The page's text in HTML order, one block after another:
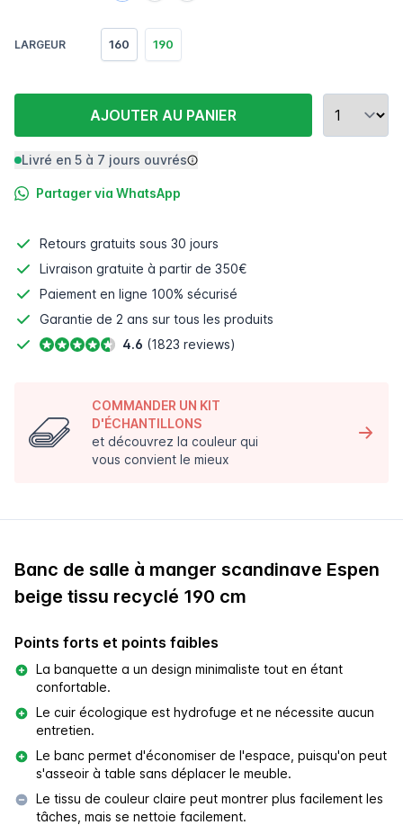
LARGEUR 160 190
AJOUTER AU PANIER
Livré en 5 à 7 jours ouvrés
Partager via WhatsApp
Retours gratuits sous 30 jours
Livraison gratuite à partir de 350€
Paiement en ligne 100% sécurisé
Garantie de 2 ans sur tous les produits
4.6 (1823 reviews)
COMMANDER UN KIT
D'ÉCHANTILLONS
et découvrez la couleur qui
vous convient le mieux
Banc de salle à manger scandinave Espen
beige tissu recyclé 190 cm
Points forts et points faibles
La banquette a un design minimaliste tout en étant
confortable.
Le cuir écologique est hydrofuge et ne nécessite aucun
entretien.
Le banc permet d'économiser de l'espace, puisqu'on peut
s'asseoir à table sans déplacer le meuble.
Le tissu de couleur claire peut montrer plus facilement les
tâches, mais se nettoie facilement.